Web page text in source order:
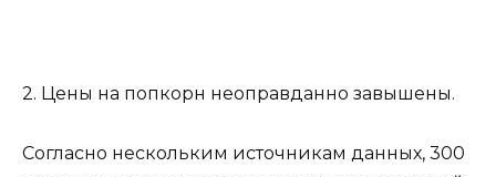
2. Цены на попкорн неоправданно завышены.
Согласно нескольким источникам данных, 300